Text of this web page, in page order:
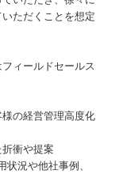
ただくことを想定
ィールドセールス
の経営管理高度化
衝や提案
状況や他社事例、